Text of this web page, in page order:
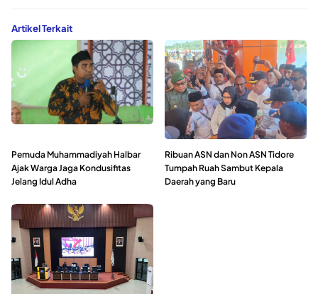
Artikel Terkait
Pemuda Muhammadiyah Halbar
Ajak Warga Jaga Kondusifitas
Jelang Idul Adha
Ribuan ASN dan Non ASN Tidore
Tumpah Ruah Sambut Kepala
Daerah yang Baru